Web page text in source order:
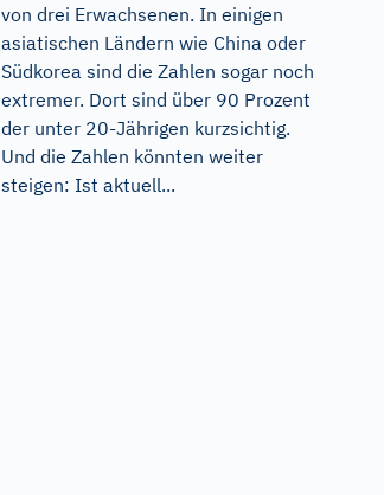
von drei Erwachsenen. In einigen
asiatischen Ländern wie China oder
Südkorea sind die Zahlen sogar noch
extremer. Dort sind über 90 Prozent
der unter 20-Jährigen kurzsichtig.
Und die Zahlen könnten weiter
steigen: Ist aktuell...